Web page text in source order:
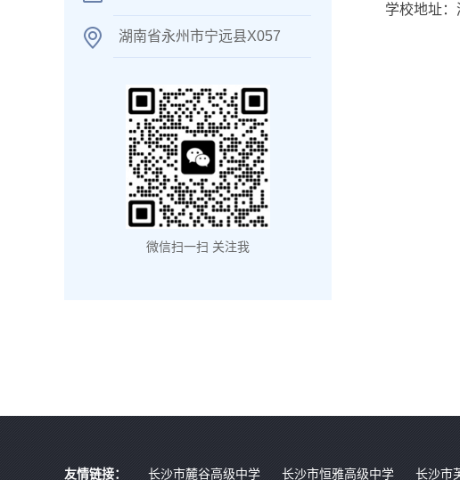
湖南省永州市宁远县X057
微信扫一扫 关注我
学校地址
友情链接： 长沙市麓谷高级中学 长沙市恒雅高级中学 长沙市